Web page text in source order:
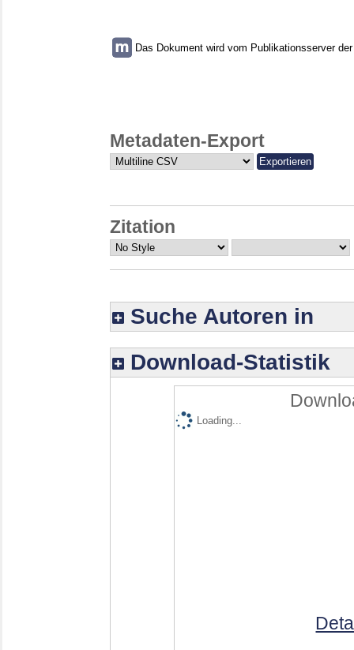
Das Dokument wird vom Publikationsserver
Metadaten-Export
Zitation
Suche Autoren in
Download-Statistik
Loading...